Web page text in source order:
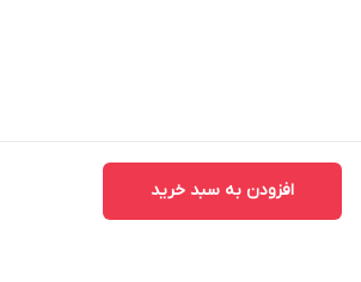
افزودن به سبد خرید